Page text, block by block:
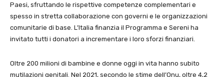
Paesi, sfruttando le rispettive competenze complementari e
spesso in stretta collaborazione con governi e le organizzazioni
comunitarie di base. L’Italia finanzia il Programma e Sereni ha
invitato tutti i donatori a incrementare i loro sforzi finanziari.
Oltre 200 milioni di bambine e donne oggi in vita hanno subito
mutilazioni genitali. Nel 2021, secondo le stime dell’Onu, oltre 4,2